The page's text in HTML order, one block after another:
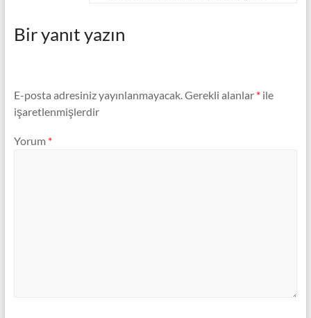
Bir yanıt yazın
E-posta adresiniz yayınlanmayacak.Gerekli alanlar *ile
işaretlenmişlerdir
Yorum *